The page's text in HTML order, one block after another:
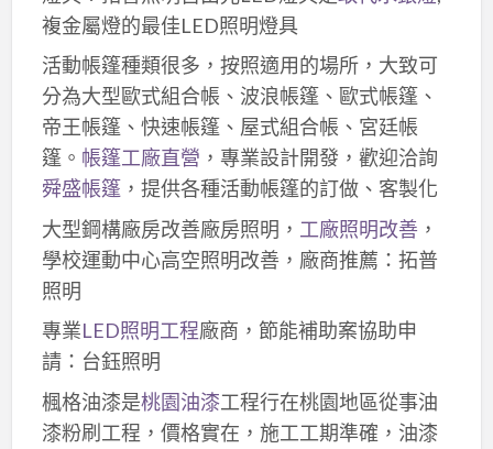
複金屬燈的最佳LED照明燈具
活動帳篷種類很多，按照適用的場所，大致可
分為大型歐式組合帳、波浪帳篷、歐式帳篷、
帝王帳篷、快速帳篷、屋式組合帳、宮廷帳
篷。 帳篷工廠直營 ，專業設計開發，歡迎洽詢
舜盛帳篷，提供各種活動帳篷的訂做、客製化
大型鋼構廠房改善廠房照明， 工廠照明改善，
學校運動中心高空照明改善，廠商推薦：拓普
照明
專業LED照明工程廠商，節能補助案協助申
請：台鈺照明
楓格油漆是桃園油漆工程行在桃園地區從事油
漆粉刷工程，價格實在，施工工期準確，油漆